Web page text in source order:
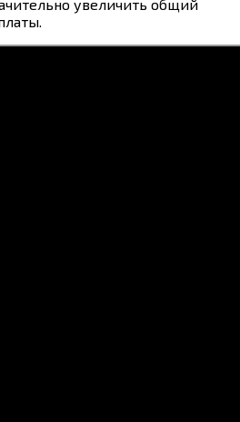
увеличить общий